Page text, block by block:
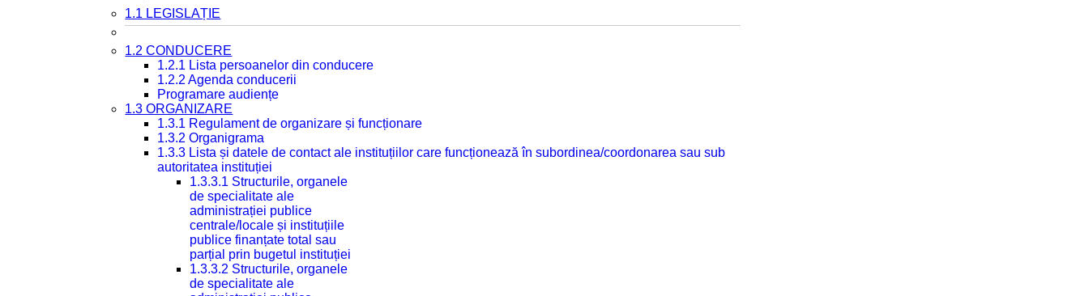
1.1 LEGISLAȚIE
1.2 CONDUCERE
1.2.1 Lista persoanelor din conducere
1.2.2 Agenda conducerii
Programare audiențe
1.3 ORGANIZARE
1.3.1 Regulament de organizare și funcționare
1.3.2 Organigrama
1.3.3 Lista și datele de contact ale instituțiilor care funcționează în subordinea/coordonarea sau sub
autoritatea instituției
1.3.3.1 Structurile, organele
de specialitate ale
administrației publice
centrale/locale și instituțiile
publice finanțate total sau
parțial prin bugetul instituției
1.3.3.2 Structurile, organele
de specialitate ale